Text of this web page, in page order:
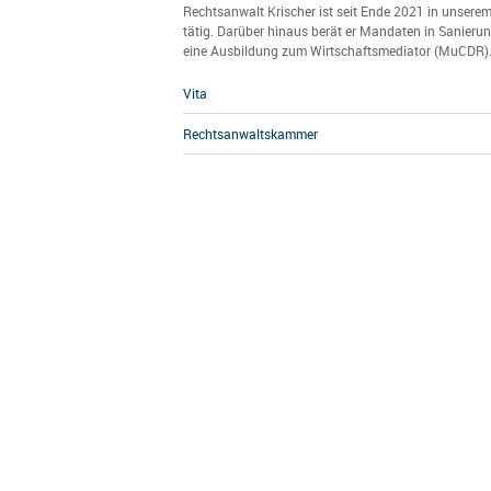
Rechtsanwalt Krischer ist seit Ende 2021 in
tätig. Darüber hinaus berät er Mandaten in
eine Ausbildung zum Wirtschaftsmediator (MuCDR).
Vita
Rechtsanwaltskammer